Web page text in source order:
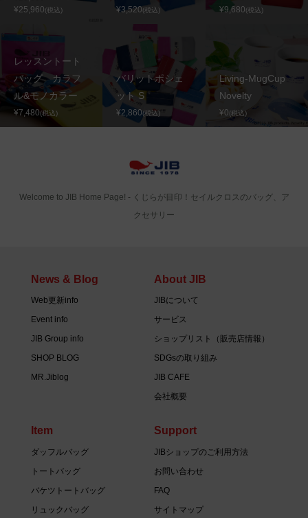
¥25,960(税込) ¥3,520(税込) ¥9,680(税込)
レッスントート
バッグ カラフ
ル&モノカラー
¥7,480(税込)
バリットポシェ
ット S
¥2,860(税込)
Living-MugCup
Novelty
¥0(税込)
Welcome to JIB Home Page! ‐ くじらが目印！セイルクロスのバッグ、ア
クセサリー
News & Blog
Web更新info
Event info
JIB Group info
SHOP BLOG
MR.Jiblog
About JIB
JIBについて
サービス
ショップリスト（販売店情報）
SDGsの取り組み
JIB CAFE
会社概要
Item
ダッフルバッグ
トートバッグ
バケツトートバッグ
リュックバッグ
Support
JIBショップのご利用方法
お問い合わせ
FAQ
サイトマップ